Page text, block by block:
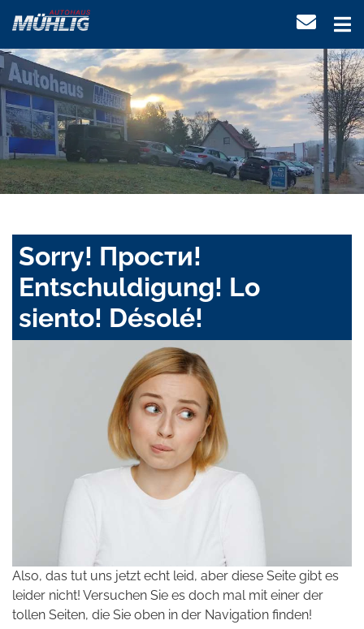
Sorry! Прости!
Entschuldigung! Lo
siento! Désolé!
Also, das tut uns jetzt echt leid, aber diese Seite gibt es
leider nicht! Versuchen Sie es doch mal mit einer der
tollen Seiten, die Sie oben in der Navigation finden!